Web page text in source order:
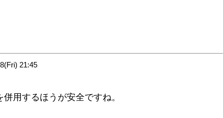
21:45
用するほうが安全ですね。